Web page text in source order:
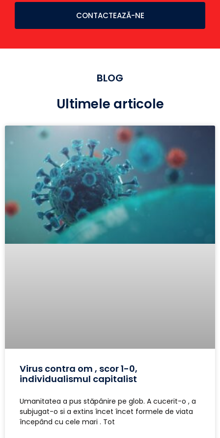
CONTACTEAZĂ-NE
BLOG
Ultimele articole
Virus contra om , scor 1-0,
individualismul capitalist
Umanitatea a pus stăpânire pe glob. A cucerit-o , a
subjugat-o si a extins încet încet formele de viata
începând cu cele mari . Tot